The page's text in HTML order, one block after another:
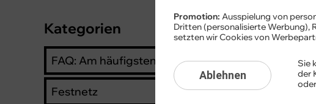
Kategorien
FAQ: Am häufigsten gesucht
Festnetz
Promotion: Ausspielung von
Dritten (personalisierte Werbung),
setzten wir Cookies von
Ablehnen
Sie
der